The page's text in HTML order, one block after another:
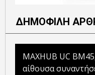
ΔΗΜΟΦΙΛΗ
MAXHUB UC
αίθουσα